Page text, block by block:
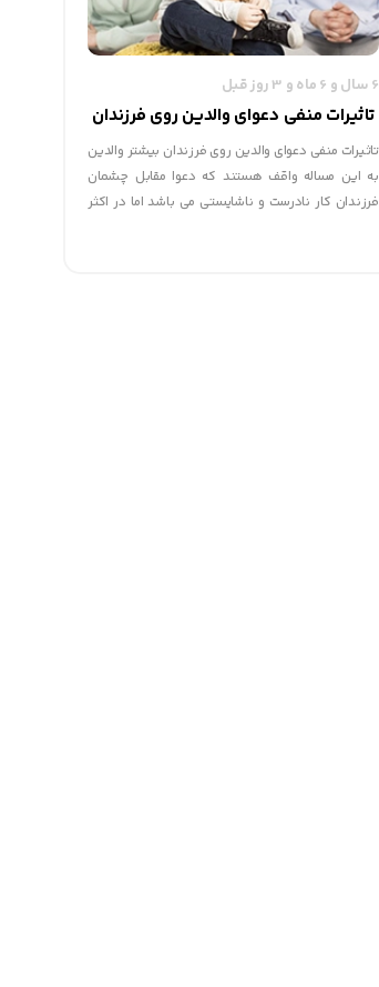
6 سال و 6 ماه و 3 روز قبل
تاثیرات منفی دعوای والدین روی فرزندان
تاثیرات منفی دعوای والدین روی فرزندان بیشتر والدین
به این مساله واقف هستند که دعوا مقابل چشمان
فرزندان کار نادرست و ناشایستی می باشد اما در اکثر